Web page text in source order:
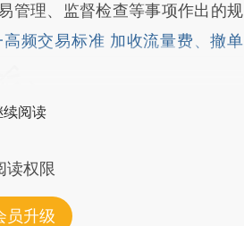
管理、监督检查等事项作出的规
频交易标准 加收流量费、撤单
续阅读
读权限
员升级